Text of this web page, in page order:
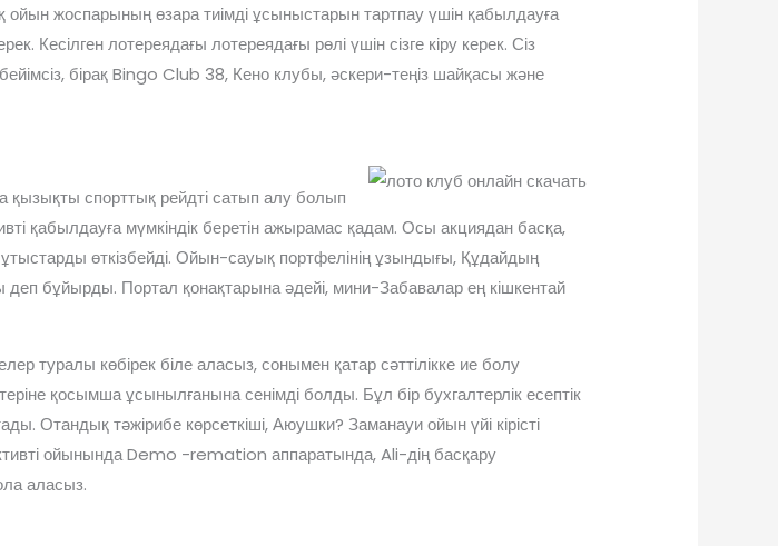
жоспарының өзара тиімді ұсыныстарын тартпау үшін қабылдауға
Кесілген лотереядағы лотереядағы рөлі үшін сізге кіру керек. Сіз
бірақ Bingo Club 38, Кено клубы, әскери-теңіз шайқасы және
қызықты спорттық рейдті сатып алу болып
қабылдауға мүмкіндік беретін ажырамас қадам. Осы акциядан басқа,
өткізбейді. Ойын-сауық портфелінің ұзындығы, Құдайдың
бұйырды. Портал қонақтарына әдейі, мини-Забавалар ең кішкентай
туралы көбірек біле аласыз, сонымен қатар сәттілікке ие болу
қосымша ұсынылғанына сенімді болды. Бұл бір бухгалтерлік есептік
тәжірибе көрсеткіші, Аюушки? Заманауи ойын үйі кірісті
ойынында Demo -remation аппаратында, Ali-дің басқару
аласыз.